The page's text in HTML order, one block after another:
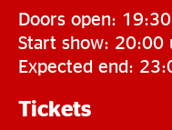
Doors open:
Start show: 20:00
Expected end:
Tickets